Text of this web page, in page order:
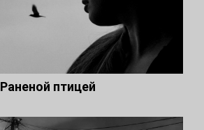
Раненой птицей